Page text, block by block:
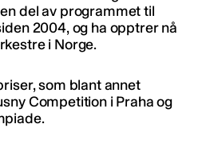
del av programmet til
2004, og ha opptrer nå
i Norge.
som blant annet
Competition i Praha og